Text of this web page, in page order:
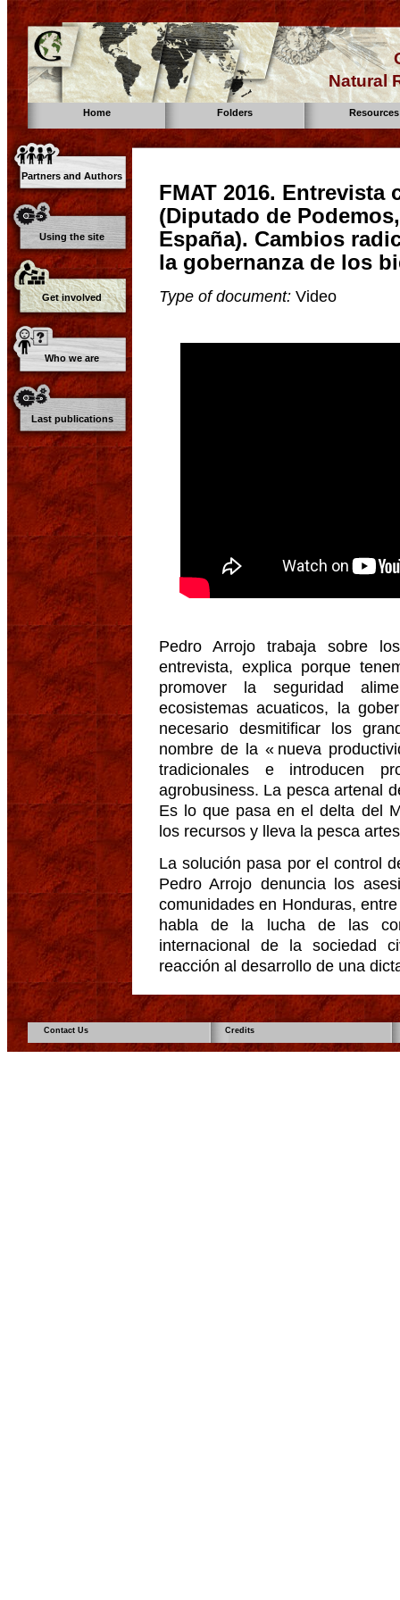
Natural
Home Folders Resources
Partners and Authors
Using the site
Get involved
Who we are
Last publications
FMAT 2016. Entrevista
(Diputado de
España). Cambios
la gobernanza de los
Type of document: Video
Pedro Arrojo trabaja sobre
entrevista, explica porque
promover la seguridad
ecosistemas acuaticos, la
necesario desmitificar los
nombre de la « nueva
tradicionales e introducen
agrobusiness. La pesca artenal
Es lo que pasa en el delta del
los recursos y lleva la pesca
La solución pasa por el control
Pedro Arrojo denuncia los
comunidades en Honduras,
habla de la lucha de las
internacional de la sociedad
reacción al desarrollo de una
Contact Us Credits